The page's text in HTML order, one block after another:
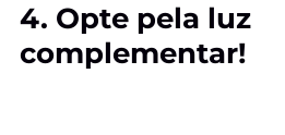
4. Opte pela luz
complementar!